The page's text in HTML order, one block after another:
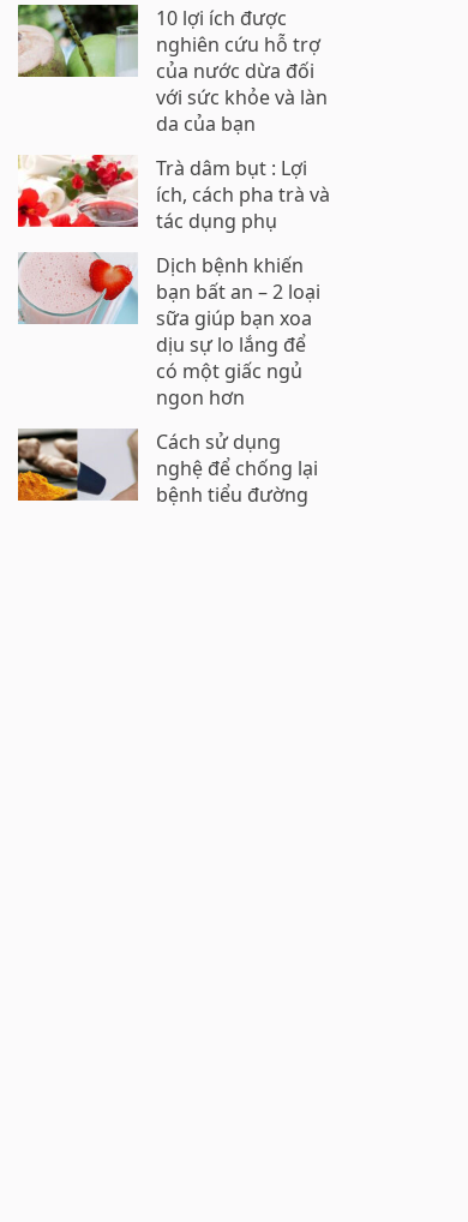
10 lợi ích được
nghiên cứu hỗ trợ
của nước dừa đối
với sức khỏe và làn
da của bạn
Trà dâm bụt : Lợi
ích, cách pha trà và
tác dụng phụ
Dịch bệnh khiến
bạn bất an – 2 loại
sữa giúp bạn xoa
dịu sự lo lắng để
có một giấc ngủ
ngon hơn
Cách sử dụng
nghệ để chống lại
bệnh tiểu đường